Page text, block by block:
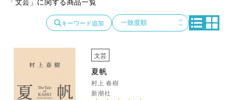
キーワード追加
文芸
夏帆
村上 春樹
新潮社